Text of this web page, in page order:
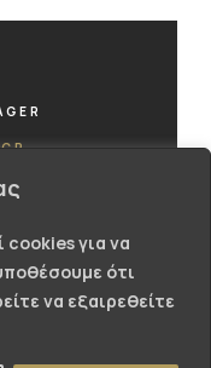
cookies για να
ότι
να εξαιρεθείτε